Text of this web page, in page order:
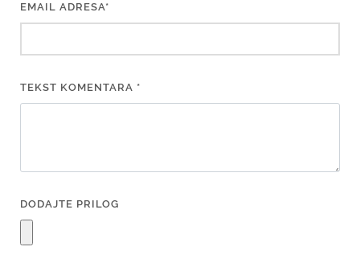
EMAIL ADRESA*
TEKST KOMENTARA *
DODAJTE PRILOG